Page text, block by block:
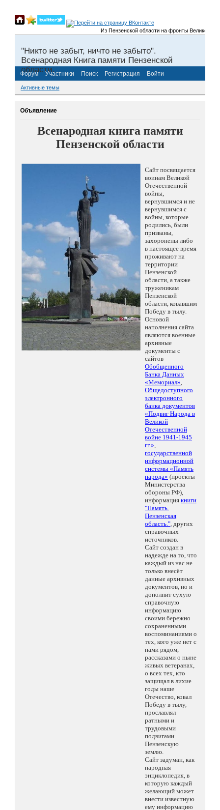
Из Пензенской области на фронты Великой
"Никто не забыт, ничто не забыто".
Всенародная Книга памяти Пензенской
области.
Форум Участники Поиск Регистрация Войти
Активные темы
Объявление
Всенародная книга памяти
Пензенской области
Сайт посвящается
воинам Великой
Отечественной
войны,
вернувшимся и не
вернувшимся с
войны, которые
родились, были
призваны,
захоронены либо
в настоящее время
проживают на
территории
Пензенской
области, а также
труженикам
Пензенской
области, ковавшим
Победу в тылу.
Основой
наполнения сайта
являются военные
архивные
документы с
сайтов
Обобщенного
Банка Данных
«Мемориал»,
Общедоступного
электронного
банка документов
«Подвиг Народа в
Великой
Отечественной
войне 1941-1945
гг.»,
государственной
информационной
системы «Память
народа» (проекты
Министерства
обороны РФ),
информация книги
"Память.
Пензенская
область.", других
справочных
источников.
Сайт создан в
надежде на то, что
каждый из нас не
только внесёт
данные архивных
документов, но и
дополнит сухую
справочную
информацию
своими бережно
сохраненными
воспоминаниями о
тех, кого уже нет с
нами рядом,
рассказами о ныне
живых ветеранах,
о всех тех, кто
защищал в лихие
годы наше
Отечество, ковал
Победу в тылу,
прославлял
ратными и
трудовыми
подвигами
Пензенскую
землю.
Сайт задуман, как
народная
энциклопедия, в
которую каждый
желающий может
внести известную
ему информацию